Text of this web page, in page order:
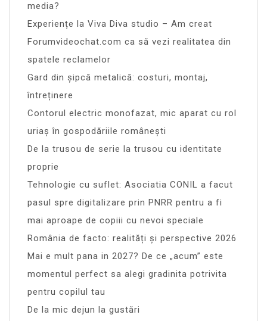
media?
Experiențe la Viva Diva studio – Am creat
Forumvideochat.com ca să vezi realitatea din
spatele reclamelor
Gard din șipcă metalică: costuri, montaj,
întreținere
Contorul electric monofazat, mic aparat cu rol
uriaș în gospodăriile românești
De la trusou de serie la trusou cu identitate
proprie
Tehnologie cu suflet: Asociatia CONIL a facut
pasul spre digitalizare prin PNRR pentru a fi
mai aproape de copiii cu nevoi speciale
România de facto: realități și perspective 2026
Mai e mult pana in 2027? De ce „acum” este
momentul perfect sa alegi gradinita potrivita
pentru copilul tau
De la mic dejun la gustări